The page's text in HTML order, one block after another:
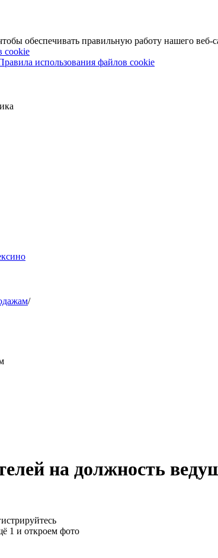
обеспечивать правильную работу нашего веб-
cookie
использования файлов cookie
/
на должность
1 и откроем фото